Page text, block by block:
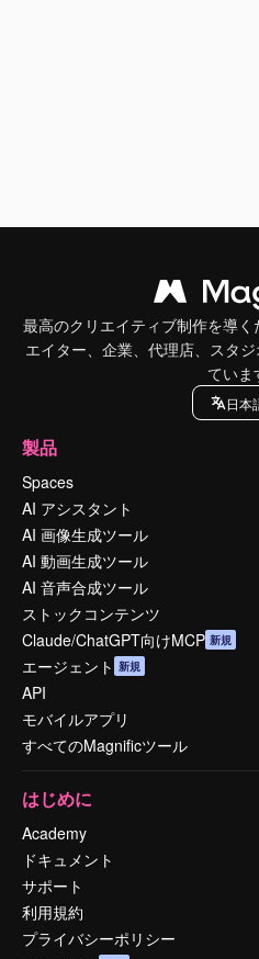
最高のクリエイティブ制作を導
エイター、企業、代理店、スタ
ていま
日本
製品
Spaces
AI アシスタント
AI 画像生成ツール
AI 動画生成ツール
AI 音声合成ツール
ストックコンテンツ
Claude/ChatGPT向けMCP 新規
エージェント 新規
API
モバイルアプリ
すべてのMagnificツール
はじめに
Academy
ドキュメント
サポート
利用規約
プライバシーポリシー